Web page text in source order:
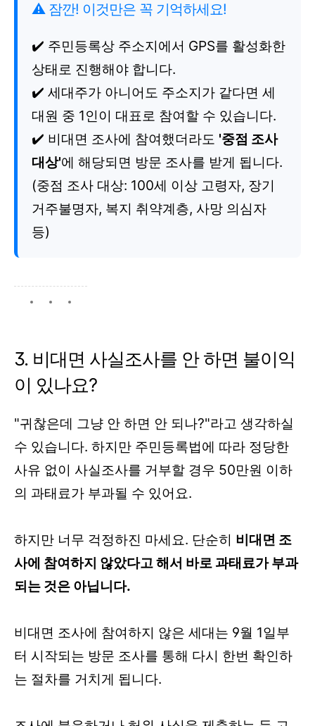
⚠️ 잠깐! 이것만은 꼭 기억하세요!
✔️ 주민등록상 주소지에서 GPS를 활성화한
상태로 진행해야 합니다.
✔️ 세대주가 아니어도 주소지가 같다면 세
대원 중 1인이 대표로 참여할 수 있습니다.
✔️ 비대면 조사에 참여했더라도 '중점 조사
대상'에 해당되면 방문 조사를 받게 됩니다.
(중점 조사 대상: 100세 이상 고령자, 장기
거주불명자, 복지 취약계층, 사망 의심자
등)
3. 비대면 사실조사를 안 하면 불이익
이 있나요?
"귀찮은데 그냥 안 하면 안 되나?"라고 생각하실
수 있습니다. 하지만 주민등록법에 따라 정당한
사유 없이 사실조사를 거부할 경우 50만원 이하
의 과태료가 부과될 수 있어요.
하지만 너무 걱정하진 마세요. 단순히 비대면 조
사에 참여하지 않았다고 해서 바로 과태료가 부과
되는 것은 아닙니다.
비대면 조사에 참여하지 않은 세대는 9월 1일부
터 시작되는 방문 조사를 통해 다시 한번 확인하
는 절차를 거치게 됩니다.